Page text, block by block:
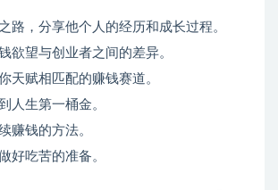
路，分享他个人的经历和成长过程。
欲望与创业者之间的差异。
天赋相匹配的赚钱赛道。
人生第一桶金。
赚钱的方法。
好吃苦的准备。